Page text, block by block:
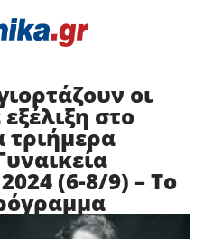
οι
στο
τριήμερα
(6-8/9) – Το